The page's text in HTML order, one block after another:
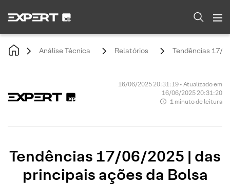
Análise Técnica Relatórios Tendências 17/
16/06/2025 20:31:19 • Atualizado em
16/06/2025 20:31:20
1 minuto de leitura
Tendências 17/06/2025 | das
principais ações da Bolsa